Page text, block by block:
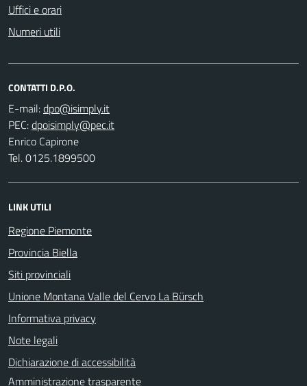
Uffici e orari
Numeri utili
CONTATTI D.P.O.
E-mail:
PEC:
Enrico Capirone
Tel. 0125.1899500
LINK UTILI
Regione Piemonte
Provincia Biella
Siti provinciali
Unione Montana Valle del Cervo La Bürsch
Informativa privacy
Note legali
Dichiarazione di accessibilità
Amministrazione trasparente